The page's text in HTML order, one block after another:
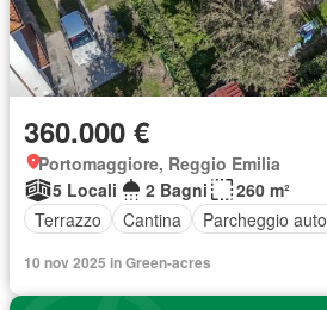
360.000 €
Portomaggiore, Reggio Emilia
5 Locali
2 Bagni
260 m²
Terrazzo
Cantina Parcheggio auto
10 nov 2025 in Green-acres